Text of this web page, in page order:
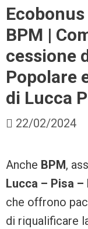
BPM |
cessione
Popolare
di Lucca
22/02/2024
Anche BPM,
Lucca – Pisa –
che offrono
di riqualificare